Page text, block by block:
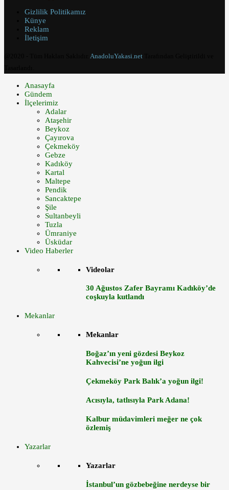
Gizlilik Politikamız
Künye
Reklam
İletişim
AnadoluYakasi.net
Anasayfa
Gündem
İlçelerimiz
Adalar
Ataşehir
Beykoz
Çayırova
Çekmeköy
Gebze
Kadıköy
Kartal
Maltepe
Pendik
Sancaktepe
Şile
Sultanbeyli
Tuzla
Ümraniye
Üsküdar
Video Haberler
Videolar
30 Ağustos Zafer Bayramı Kadıköy’de
coşkuyla kutlandı
Mekanlar
Mekanlar
Boğaz’ın yeni gözdesi Beykoz
Kahvecisi’ne yoğun ilgi
Çekmeköy Park Balık’a yoğun ilgi!
Acısıyla, tatlısıyla Park Adana!
Kalbur müdavimleri meğer ne çok
özlemiş
Yazarlar
Yazarlar
İstanbul’un gözbebeğine nerdeyse bir